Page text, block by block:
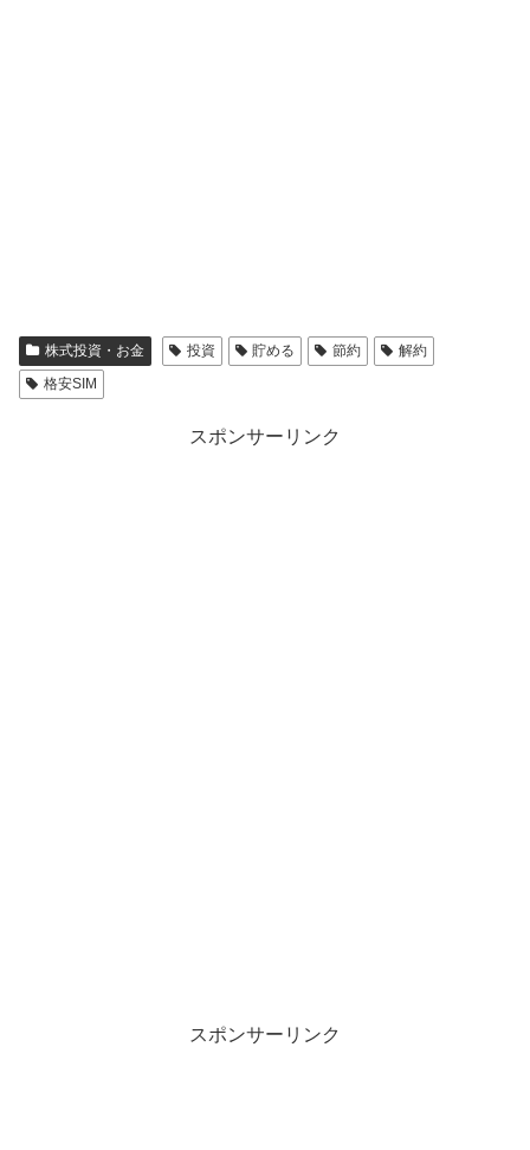
株式投資・お金 投資 貯める 節約
解約
格安SIM
スポンサーリンク
スポンサーリンク